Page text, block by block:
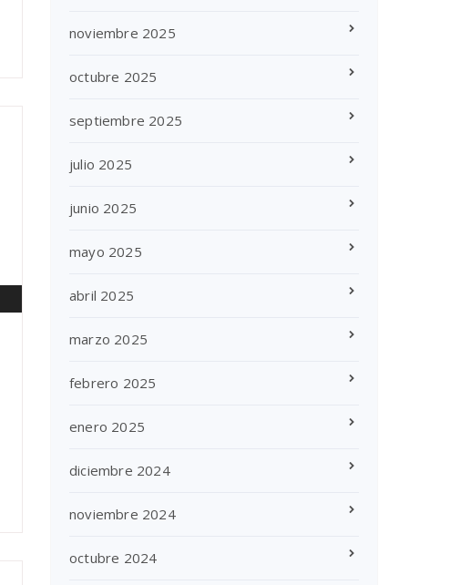
noviembre 2025
octubre 2025
septiembre 2025
julio 2025
junio 2025
mayo 2025
abril 2025
marzo 2025
febrero 2025
enero 2025
diciembre 2024
noviembre 2024
octubre 2024